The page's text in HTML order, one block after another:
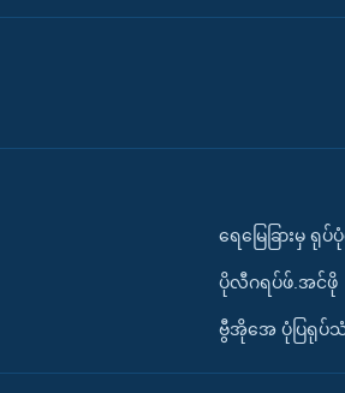
ရေမြေခြားမှ ရုပ်
ပိုလီဂရပ်ဖ်.အင်ဖို
ဗွီအိုအေ ပုံပြရုပ်